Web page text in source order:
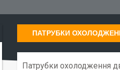
ПАТРУБКИ
Патрубки охолодження